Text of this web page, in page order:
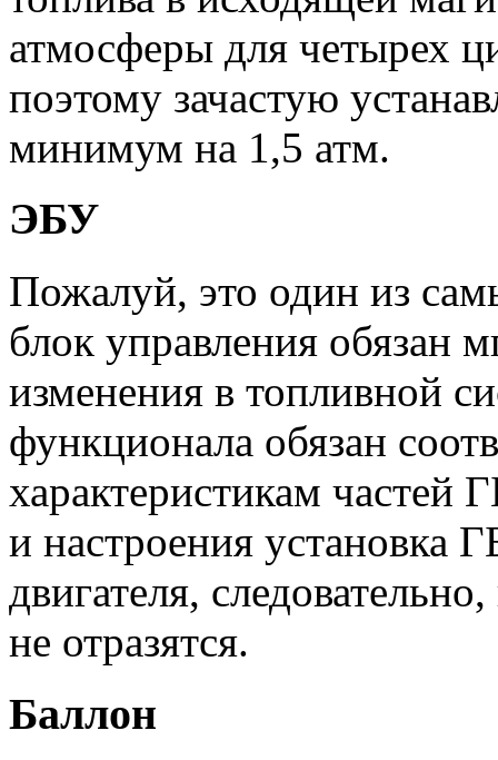
атмосферы для четырех
поэтому зачастую
минимум на 1,5 атм.
ЭБУ
Пожалуй, это один из
блок управления обязан
изменения в топливной
функционала обязан
характеристикам частей
и настроения установка
двигателя,
не отразятся.
Баллон